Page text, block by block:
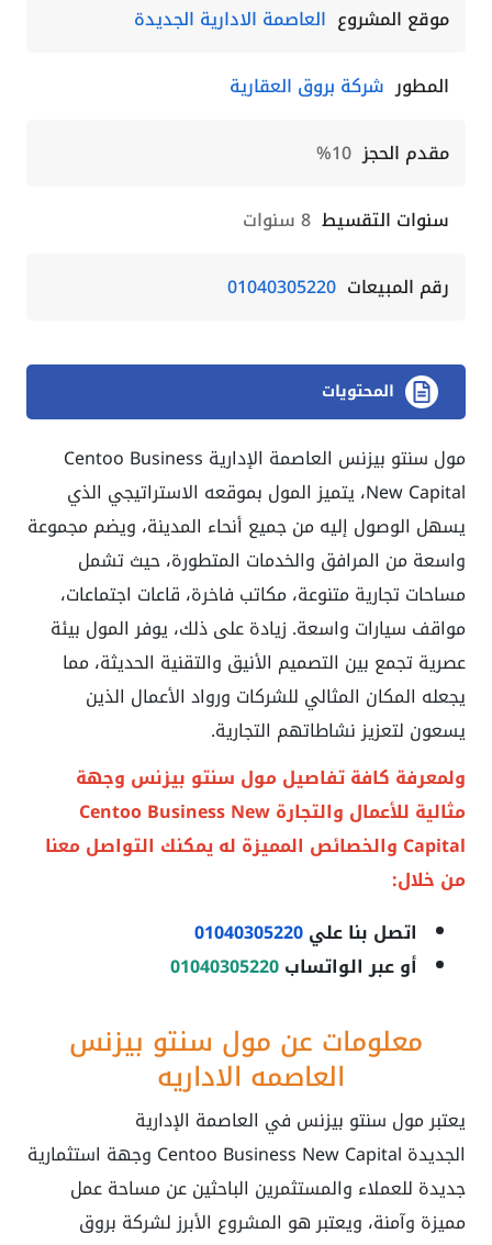
موقع المشروع العاصمة الادارية الجديدة
المطور شركة بروق العقارية
مقدم الحجز 10%
سنوات التقسيط 8 سنوات
رقم المبيعات 01040305220
المحتويات
مول سنتو بيزنس العاصمة الإدارية Centoo Business
New Capital، يتميز المول بموقعه الاستراتيجي الذي
يسهل الوصول إليه من جميع أنحاء المدينة، ويضم مجموعة
واسعة من المرافق والخدمات المتطورة، حيث تشمل
مساحات تجارية متنوعة، مكاتب فاخرة، قاعات اجتماعات،
مواقف سيارات واسعة. زيادة على ذلك، يوفر المول بيئة
عصرية تجمع بين التصميم الأنيق والتقنية الحديثة، مما
يجعله المكان المثالي للشركات ورواد الأعمال الذين
يسعون لتعزيز نشاطاتهم التجارية.
ولمعرفة كافة تفاصيل مول سنتو بيزنس وجهة
مثالية للأعمال والتجارة Centoo Business New
Capital والخصائص المميزة له يمكنك التواصل معنا
من خلال:
اتصل بنا علي01040305220
أو عبر الواتساب01040305220
معلومات عن مول سنتو بيزنس
العاصمه الاداريه
يعتبر مول سنتو بيزنس في العاصمة الإدارية
الجديدة Centoo Business New Capital وجهة استثمارية
جديدة للعملاء والمستثمرين الباحثين عن مساحة عمل
مميزة وآمنة، ويعتبر هو المشروع الأبرز لشركة بروق